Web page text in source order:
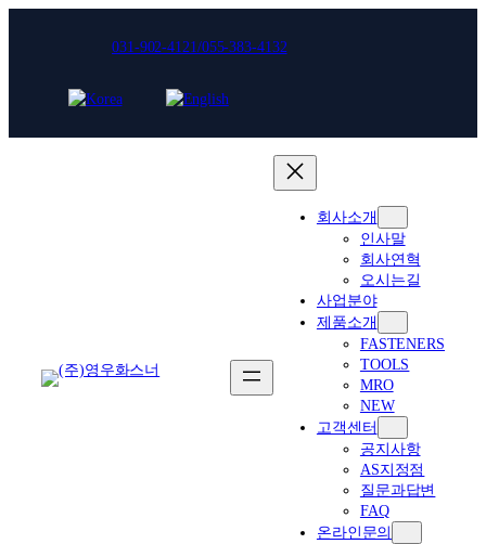
가
031-902-4121/055-383-4132
회사소개
인사말
회사연혁
오시는길
사업분야
제품소개
FASTENERS
TOOLS
MRO
NEW
고객센터
공지사항
AS지정점
질문과답변
FAQ
온라인문의